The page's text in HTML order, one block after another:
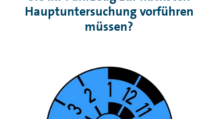
Hauptuntersuchung vorführen
müssen?